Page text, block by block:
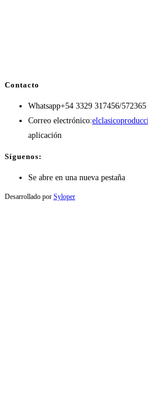
Contacto
Whatsapp+54 3329 317456/572365
Correo electrónico:
aplicación
Síguenos:
Se abre en una nueva pestaña
Desarrollado por Syloper